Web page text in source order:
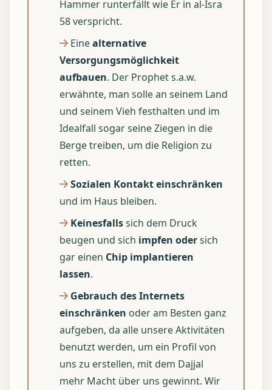
Hammer runterfällt wie Er in al-Isra
58 verspricht.
Einealternative
Versorgungsmöglichkeit
aufbauen. Der Prophet s.a.w.
erwähnte, man solle an seinem Land
und seinem Vieh festhalten und im
Idealfall sogar seine Ziegen in die
Berge treiben, um die Religion zu
retten.
Sozialen Kontakt einschränken
und im Haus bleiben.
Keinesfallssich dem Druck
beugen und sich impfen odersich
gar einen Chip implantieren
lassen.
Gebrauch des Internets
einschränken oder am Besten ganz
aufgeben, da alle unsere Aktivitäten
benutzt werden, um ein Profil von
uns zu erstellen, mit dem Dajjal
mehr Macht über uns gewinnt. Wir